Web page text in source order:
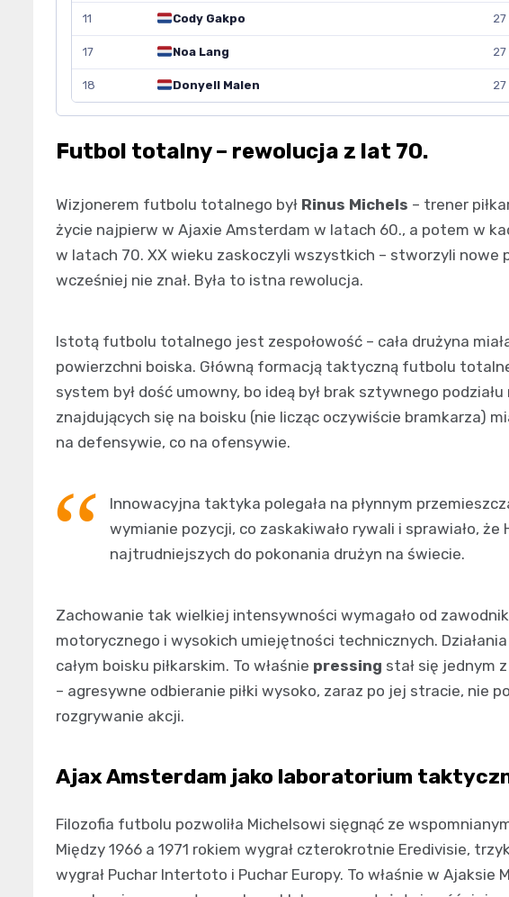
11 Cody Gakpo 27
17 Noa Lang 27
18 Donyell Malen 27
Futbol totalny – rewolucja z lat 70.
Wizjonerem futbolu totalnego był Rinus Michels – trener
życie najpierw w Ajaxie Amsterdam w latach 60., a potem w
w latach 70. XX wieku zaskoczyli wszystkich – stworzyli
wcześniej nie znał. Była to istna rewolucja.
Istotą futbolu totalnego jest zespołowość – cała drużyna
powierzchni boiska. Główną formacją taktyczną futbolu
system był dość umowny, bo ideą był brak sztywnego
znajdujących się na boisku (nie licząc oczywiście bramkarza)
na defensywie, co na ofensywie.
Innowacyjna taktyka polegała na płynnym
wymianie pozycji, co zaskakiwało rywali i sprawiało, że
najtrudniejszych do pokonania drużyn na świecie.
Zachowanie tak wielkiej intensywności wymagało od
motorycznego i wysokich umiejętności technicznych.
całym boisku piłkarskim. To właśnie pressing stał się jednym
– agresywne odbieranie piłki wysoko, zaraz po jej stracie, nie
rozgrywanie akcji.
Ajax Amsterdam jako laboratorium
Filozofia futbolu pozwoliła Michelsowi sięgnąć ze
Między 1966 a 1971 rokiem wygrał czterokrotnie Eredivisie,
wygrał Puchar Intertoto i Puchar Europy. To właśnie w Ajaksie